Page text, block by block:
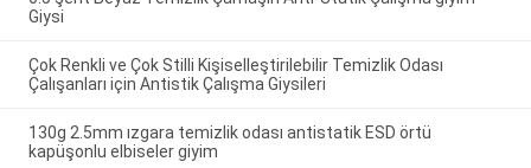
Giysi
Çok Renkli ve Çok Stilli Kişiselleştirilebilir Temizlik Odası
Çalışanları için Antistik Çalışma Giysileri
130g 2.5mm ızgara temizlik odası antistatik ESD örtü
kapüşonlu elbiseler giyim